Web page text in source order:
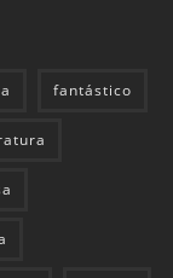
fantástico